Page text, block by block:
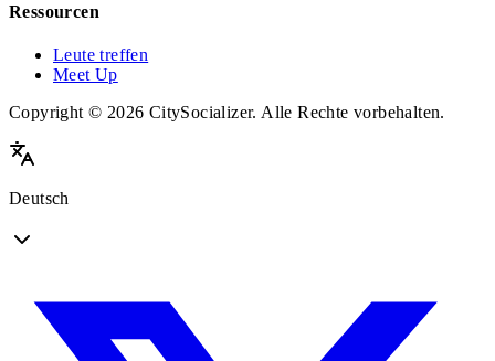
Ressourcen
Leute treffen
Meet Up
Copyright © 2026 CitySocializer. Alle Rechte vorbehalten.
Deutsch